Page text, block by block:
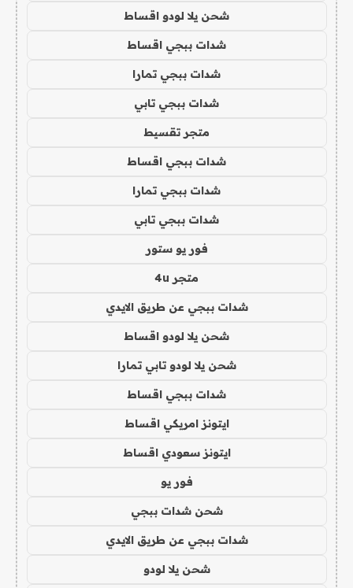
شحن يلا لودو اقساط
شدات ببجي اقساط
شدات ببجي تمارا
شدات ببجي تابي
متجر تقسيط
شدات ببجي اقساط
شدات ببجي تمارا
شدات ببجي تابي
فور يو ستور
متجر 4u
شدات ببجي عن طريق الايدي
شحن يلا لودو اقساط
شحن يلا لودو تابي تمارا
شدات ببجي اقساط
ايتونز امريكي اقساط
ايتونز سعودي اقساط
فور يو
شحن شدات ببجي
شدات ببجي عن طريق الايدي
شحن يلا لودو